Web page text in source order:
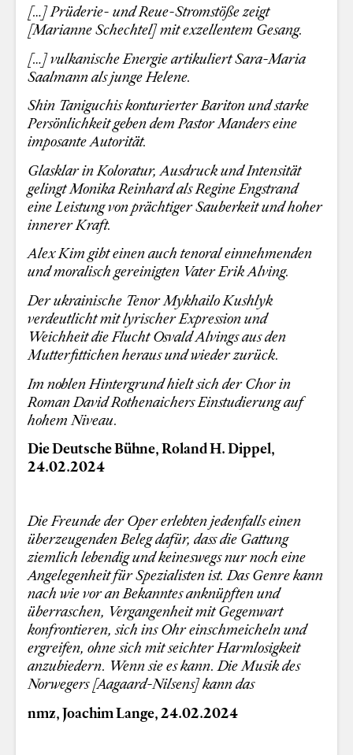
[…] Prüderie- und Reue-Stromstöße zeigt
[Marianne Schechtel] mit exzellentem Gesang.
[…] vulkanische Energie artikuliert Sara-Maria
Saalmann als junge Helene.
Shin Taniguchis konturierter Bariton und starke
Persönlichkeit geben dem Pastor Manders eine
imposante Autorität.
Glasklar in Koloratur, Ausdruck und Intensität
gelingt Monika Reinhard als Regine Engstrand
eine Leistung von prächtiger Sauberkeit und hoher
innerer Kraft.
Alex Kim gibt einen auch tenoral einnehmenden
und moralisch gereinigten Vater Erik Alving.
Der ukrainische Tenor Mykhailo Kushlyk
verdeutlicht mit lyrischer Expression und
Weichheit die Flucht Osvald Alvings aus den
Mutterfittichen heraus und wieder zurück.
Im noblen Hintergrund hielt sich der Chor in
Roman David Rothenaichers Einstudierung auf
hohem Niveau.
Die Deutsche Bühne, Roland H. Dippel,
24.02.2024
Die Freunde der Oper erlebten jedenfalls einen
überzeugenden Beleg dafür, dass die Gattung
ziemlich lebendig und keineswegs nur noch eine
Angelegenheit für Spezialisten ist. Das Genre kann
nach wie vor an Bekanntes anknüpften und
überraschen, Vergangenheit mit Gegenwart
konfrontieren, sich ins Ohr einschmeicheln und
ergreifen, ohne sich mit seichter Harmlosigkeit
anzubiedern. Wenn sie es kann. Die Musik des
Norwegers [Aagaard-Nilsens] kann das
nmz, Joachim Lange, 24.02.2024